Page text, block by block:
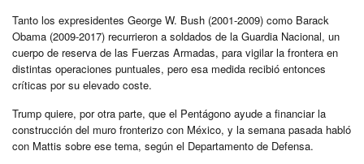
Tanto los expresidentes George W. Bush (2001-2009) como Barack
Obama (2009-2017) recurrieron a soldados de la Guardia Nacional, un
cuerpo de reserva de las Fuerzas Armadas, para vigilar la frontera en
distintas operaciones puntuales, pero esa medida recibió entonces
críticas por su elevado coste.
Trump quiere, por otra parte, que el Pentágono ayude a financiar la
construcción del muro fronterizo con México, y la semana pasada habló
con Mattis sobre ese tema, según el Departamento de Defensa.